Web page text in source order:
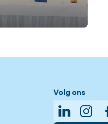
Volg ons
LinkedIn